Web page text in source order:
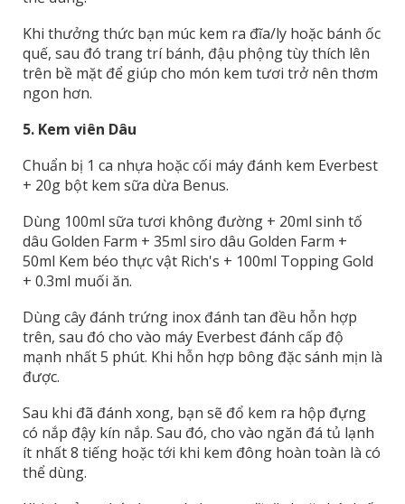
Khi thưởng thức bạn múc kem ra đĩa/ly hoặc bánh ốc
quế, sau đó trang trí bánh, đậu phộng tùy thích lên
trên bề mặt để giúp cho món kem tươi trở nên thơm
ngon hơn.
5. Kem viên Dâu
Chuẩn bị 1 ca nhựa hoặc cối máy đánh kem Everbest
+ 20g bột kem sữa dừa Benus.
Dùng 100ml sữa tươi không đường + 20ml sinh tố
dâu Golden Farm + 35ml siro dâu Golden Farm +
50ml Kem béo thực vật Rich's + 100ml Topping Gold
+ 0.3ml muối ăn.
Dùng cây đánh trứng inox đánh tan đều hỗn hợp
trên, sau đó cho vào máy Everbest đánh cấp độ
mạnh nhất 5 phút. Khi hỗn hợp bông đặc sánh mịn là
được.
Sau khi đã đánh xong, bạn sẽ đổ kem ra hộp đựng
có nắp đậy kín nắp. Sau đó, cho vào ngăn đá tủ lạnh
ít nhất 8 tiếng hoặc tới khi kem đông hoàn toàn là có
thể dùng.